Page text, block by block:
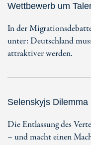
Wettbewerb um
In der
unter: Deutschland
attraktiver werden.
Selenskyjs Dilemma
Die Entlassung des
– und macht einen